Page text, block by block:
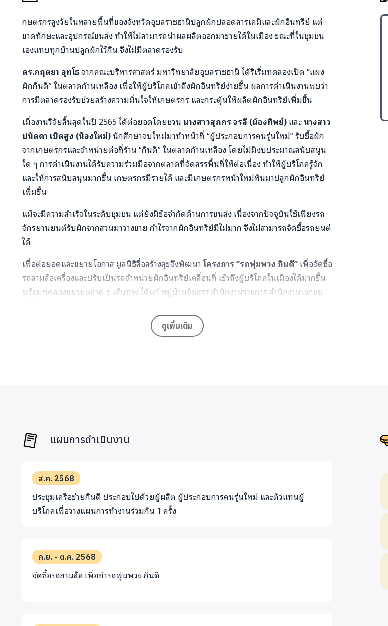
กษตรกรสูงวัยในหลายพื้นที่ของจังหวัดอุบลราชธานีปลูกผักปลอดสารเคมีและผักอินทรีย์ แต่
ขาดทักษะและอุปกรณ์ขนส่ง ทำให้ไม่สามารถนำผลผลิตออกมาขายได้ในเมือง ขณะที่ในชุมชน
เองแทบทุกบ้านปลูกผักไว้กิน จึงไม่มีตลาดรองรับ
ดร.กฤตยา อุทโธจากคณะบริหารศาสตร์ มหาวิทยาลัยอุบลราชธานี ได้ริเริ่มทดลองเปิด “แผง
ผักกินดี” ในตลาดก้านเหลือง เพื่อให้ผู้บริโภคเข้าถึงผักอินทรีย์ง่ายขึ้น ผลการดำเนินงานพบว่า
การมีตลาดรองรับช่วยสร้างความมั่นใจให้เกษตรกร และกระตุ้นให้ผลิตผักอินทรีย์เพิ่มขึ้น
เมื่องานวิจัยสิ้นสุดในปี 2565 ได้ต่อยอดโดยชวนนางสาวสุภกร จรลี (น้องทิพย์)และนางสาว
ปนัดดา เบิดสูง (น้องใหม่)นักศึกษาจบใหม่มาทำหน้าที่ “ผู้ประกอบการคนรุ่นใหม่” รับซื้อผัก
จากเกษตรกรและจำหน่ายต่อที่ร้าน “กินดี” ในตลาดก้านเหลือง โดยไม่มีงบประมาณสนับสนุน
ใด ๆ การดำเนินงานได้รับความร่วมมือจากตลาดที่จัดสรรพื้นที่ให้ต่อเนื่อง ทำให้ผู้บริโภครู้จัก
และให้การสนับสนุนมากขึ้น เกษตรกรมีรายได้ และมีเกษตรกรหน้าใหม่หันมาปลูกผักอินทรีย์
เพิ่มขึ้น
แม้จะมีความสำเร็จในระดับชุมชน แต่ยังมีข้อจำกัดด้านการขนส่ง เนื่องจากปัจจุบันใช้เพียงรถ
จักรยานยนต์รับผักจากสวนมาวางขาย กำไรจากผักอินทรีย์มีไม่มาก จึงไม่สามารถจัดซื้อรถยนต์
ได้
เพื่อต่อยอดและขยายโอกาส มูลนิธิสื่อสร้างสุขจึงพัฒนา โครงการ “รถพุ่มพวง กินดี”เพื่อจัดซื้อ
รถสามล้อเครื่องและปรับเป็นรถจำหน่ายผักอินทรีย์เคลื่อนที่ เข้าถึงผู้บริโภคในเมืองได้มากขึ้น
พร้อมทดลองขยายตลาด 5 เส้นทาง ได้แก่ หมู่บ้านจัดสรร สำนักงานราชการ สำนักงานเอกชน
ดูเพิ่มเติม
แผนการดำเนินงาน
ส.ค. 2568
ประชุมเครือข่ายกินดี ประกอบไปด้วยผู้ผลิต ผู้ประกอบการคนรุ่นใหม่ และตัวแทนผู้
บริโภคเพื่อวางแผนการทำงานร่วมกัน 1 ครั้ง
ก.ย. - ต.ค. 2568
จัดซื้อรถสามล้อ เพื่อทำรถพุ่มพวง กินดี